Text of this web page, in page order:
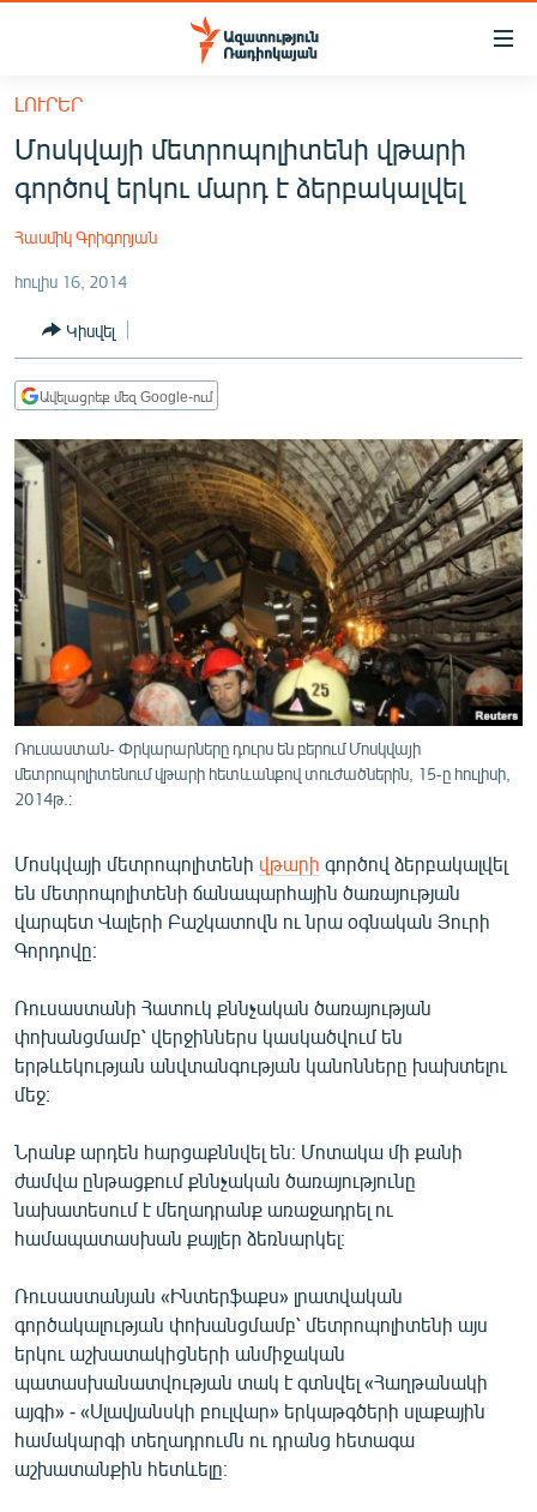
Մատչելիության
հիմնական
բովանդակությանը
հիմնական
մենյուին
ՀԱՅԱՍՏԱՆ
ՔԱՂԱՔԱԿԱՆ
ԸՆՏՐՈՒԹՅՈՒՆՆԵՐ 2026
ԻՐԱՎՈՒՆՔ
ՀԱՍԱՐԱԿՈՒԹՅՈՒՆ
ՏՆՏԵՍՈՒԹՅՈՒՆ
ՊԱՏԵՐԱԶՄԻ 6 ՇԱԲԱԹՆԵՐԸ
ՏԱՐԱԾԱՇՐՋԱՆ
ՄԻՋԱԶԳԱՅԻՆ
ՄՇԱԿՈՒՅԹ
ՍՊՈՐՏ
ՄԵԿՆԱԲԱՆՈՒԹՅՈՒՆ
ՏՏ ԵՒ ԻՆՏԵՐՆԵՏ
ԿՈՐՈՆԱՎԻՐՈՒՍ
ԱՐԽԻՎ
ՏԵՍԱՆՅՈՒԹԵՐ
ԲԱՆԱՎԵՃ
ՁԳՏԵԼՈՎ ԼԱՎԱԳՈՒՅՆԻՆ
Հայերեն
English
Русский
ՀԵՏԵՎԵՔ ՄԵԶ
«Ազատության» բոլոր կայքերը
ԼՈՒՐԵՐ
Մոսկվայի մետրոպոլիտենի վթարի
գործով երկու մարդ է ձերբակալվել
Հասմիկ Գրիգորյան
հուլիս 16, 2014
Կիսվել
Ավելացրեք մեզ Google-ում
Ռուսաստան- Փրկարարները դուրս են բերում Մոսկվայի
մետրոպոլիտենում վթարի հետևանքով տուժածներին, 15-ը հուլիսի,
2014թ.։
Մոսկվայի մետրոպոլիտենի վթարի գործով ձերբակալվել
են մետրոպոլիտենի ճանապարհային ծառայության
վարպետ Վալերի Բաշկատովն ու նրա օգնական Յուրի
Գորդովը։
Ռուսաստանի Հատուկ քննչական ծառայության
փոխանցմամբ՝ վերջիններս կասկածվում են
երթևեկության անվտանգության կանոնները խախտելու
մեջ։
Նրանք արդեն հարցաքննվել են։ Մոտակա մի քանի
ժամվա ընթացքում քննչական ծառայությունը
նախատեսում է մեղադրանք առաջադրել ու
համապատասխան քայլեր ձեռնարկել։
Ռուսաստանյան «Ինտերֆաքս» լրատվական
գործակալության փոխանցմամբ՝ մետրոպոլիտենի այս
երկու աշխատակիցների անմիջական
պատասխանատվության տակ է գտնվել «Հաղթանակի
այգի» - «Սլավյանսկի բուլվար» երկաթգծերի սլաքային
համակարգի տեղադրումն ու դրանց հետագա
աշխատանքին հետևելը։